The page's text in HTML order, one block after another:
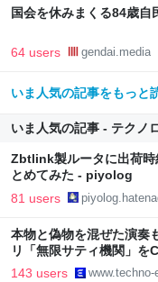
国会を休みまくる84歳自
64 users gendai.media
いま人気の記事をもっと
いま人気の記事 - テクノ
Zbtlink製ルータに出荷時
とめてみた - piyolog
81 users
本物と偽物を混ぜた演奏
リ「無限サティ機関」
（CloseBox） | テクノ
143 users www.techno-